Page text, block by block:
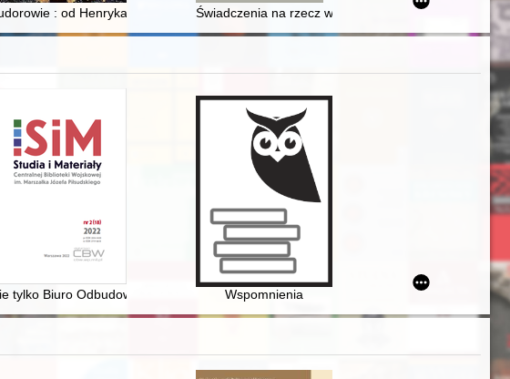
: od Henryka VIII do Elżbiety WielkiejŚwiadczenia na rzecz wojska w czasie pokoju w
do Rybiego Rynku
tylko Biuro Odbudowy Stolicy : instytucje zaangażowane w odbudowę Warszawy po
Wspomnienia